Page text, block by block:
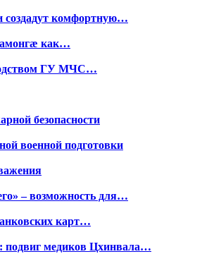
комфортную…
как…
ГУ МЧС…
безопасности
военной подготовки
– возможность для…
карт…
подвиг медиков Цхинвала…